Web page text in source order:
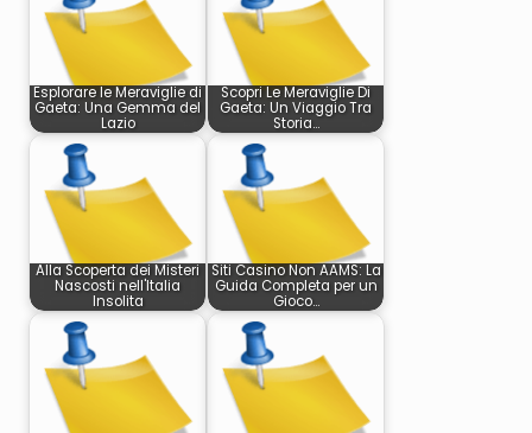
Esplorare le Meraviglie di
Gaeta: Una Gemma del
Lazio
Scopri Le Meraviglie Di
Gaeta: Un Viaggio Tra
Storia…
Alla Scoperta dei Misteri
Nascosti nell'Italia
Insolita
Siti Casino Non AAMS: La
Guida Completa per un
Gioco…